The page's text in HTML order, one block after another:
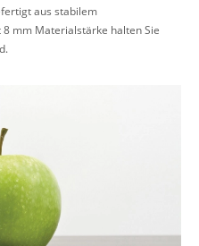
aus stabilem
8 mm Materialstärke halten Sie